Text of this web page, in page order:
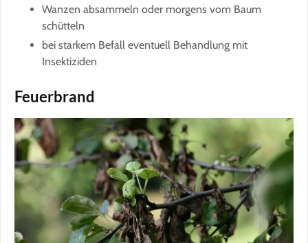
Wanzen absammeln oder morgens vom Baum
schütteln
bei starkem Befall eventuell Behandlung mit
Insektiziden
Feuerbrand